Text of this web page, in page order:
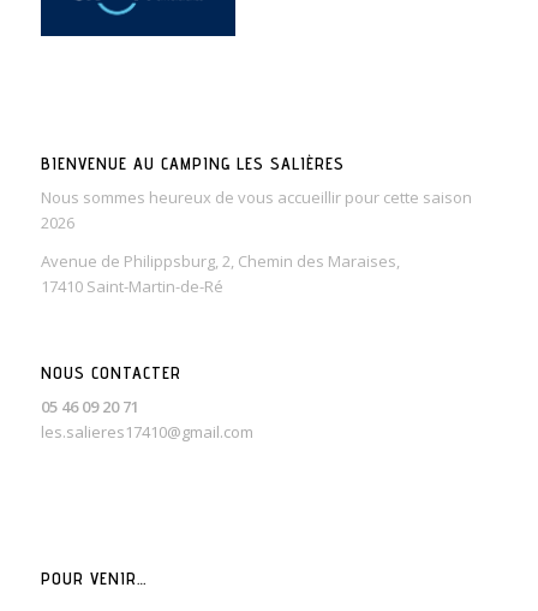
BIENVENUE AU CAMPING LES SALIÈRES
Nous sommes heureux de vous accueillir pour cette saison
2026
Avenue de Philippsburg, 2, Chemin des Maraises,
17410 Saint-Martin-de-Ré
NOUS CONTACTER
05 46 09 20 71
les.salieres17410@gmail.com
POUR VENIR…